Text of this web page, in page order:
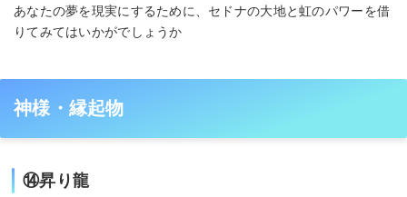
あなたの夢を現実にするために、セドナの大地と虹のパワーを借
りてみてはいかがでしょうか
神様・縁起物
⑭昇り龍